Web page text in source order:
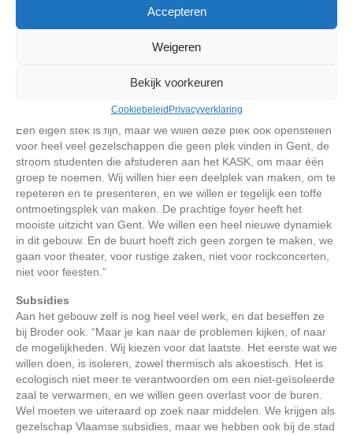
Accepteren
Weigeren
Bekijk voorkeuren
Cookiebeleid Privacyverklaring
artistiek leider Koen Boesman, “maar aangezien het gebouw
toch leeg stond, hebben we er alvast ons kantoor gevestigd, en
een eerste keer de deuren open, voor de boekvoorstelling van
rondtrekkend muziektheaterhuis, met focus op Gent en Brussel.
Een eigen stek is fijn, maar we willen deze plek ook openstellen
voor heel veel gezelschappen die geen plek vinden in Gent, de
stroom studenten die afstuderen aan het KASK, om maar één
groep te noemen. Wij willen hier een deelplek van maken, om te
repeteren en te presenteren, en we willen er tegelijk een toffe
ontmoetingsplek van maken. De prachtige foyer heeft het
mooiste uitzicht van Gent. We willen een heel nieuwe dynamiek
in dit gebouw. En de buurt hoeft zich geen zorgen te maken, we
gaan voor theater, voor rustige zaken, niet voor rockconcerten,
niet voor feesten.”
Subsidies
Aan het gebouw zelf is nog heel veel werk, en dat beseffen ze
bij Broder ook. “Maar je kan naar de problemen kijken, of naar
de mogelijkheden. Wij kiezen voor dat laatste. Het eerste wat we
willen doen, is isoleren, zowel thermisch als akoestisch. Het is
ecologisch niet meer te verantwoorden om een niet-geïsoleerde
zaal te verwarmen, en we willen geen overlast voor de buren.
Wel moeten we uiteraard op zoek naar middelen. We krijgen als
gezelschap Vlaamse subsidies, maar we hebben ook bij de stad